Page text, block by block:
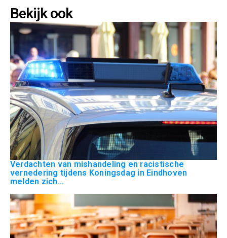
Bekijk ook
Verdachten van mishandeling en racistische
vernedering tijdens Koningsdag in Eindhoven
melden zich...